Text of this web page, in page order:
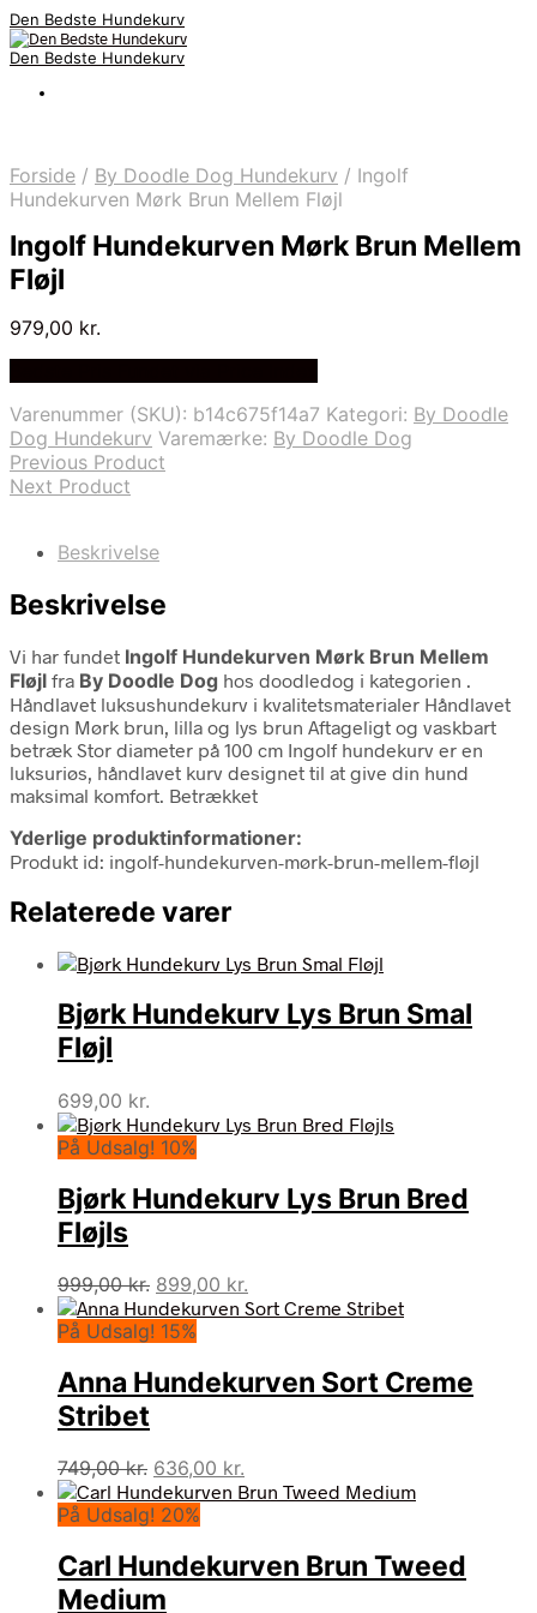
Den Bedste Hundekurv
Den Bedste Hundekurv
Forside / By Doodle Dog Hundekurv / Ingolf
Hundekurven Mørk Brun Mellem Fløjl
Ingolf Hundekurven Mørk Brun Mellem
Fløjl
979,00 kr.
Varenummer (SKU): b14c675f14a7 Kategori: By Doodle
Dog Hundekurv Varemærke: By Doodle Dog
Previous Product
Next Product
Beskrivelse
Beskrivelse
Vi har fundet Ingolf Hundekurven Mørk Brun Mellem
Fløjl fra By Doodle Dog hos doodledog i kategorien .
Håndlavet luksushundekurv i kvalitetsmaterialer Håndlavet
design Mørk brun, lilla og lys brun Aftageligt og vaskbart
betræk Stor diameter på 100 cm Ingolf hundekurv er en
luksuriøs, håndlavet kurv designet til at give din hund
maksimal komfort. Betrækket
Yderlige produktinformationer:
Produkt id: ingolf-hundekurven-mørk-brun-mellem-fløjl
Relaterede varer
Bjørk Hundekurv Lys Brun Smal
Fløjl
699,00 kr.
På Udsalg! 10%
Bjørk Hundekurv Lys Brun Bred
Fløjls
999,00kr. Den
oprindelige
pris
999,00 kr..
899,00 kr.
aktuelle
899,00 kr..
På Udsalg! 15%
Anna Hundekurven Sort Creme
Stribet
749,00kr. Den
oprindelige
pris
749,00 kr..
636,00 kr.
aktuelle
636,00 kr..
På Udsalg! 20%
Carl Hundekurven Brun Tweed
Medium